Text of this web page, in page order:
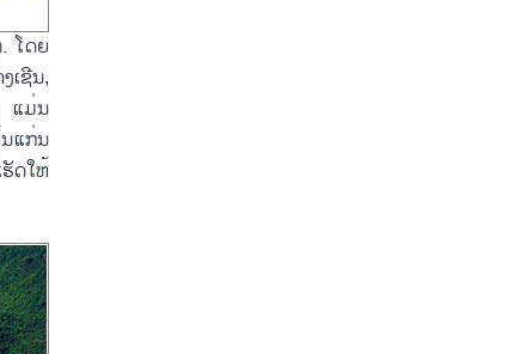
ໂດຍ
ເຊີນ,
ແມ່ນ
ແກ່ນ
ດໃຫ້